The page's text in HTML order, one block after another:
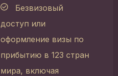
Безвизовый
доступ или
оформление визы по
прибытию в 123 стран
мира, включая